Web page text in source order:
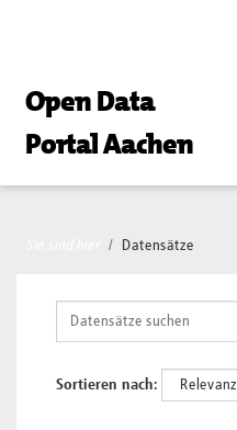
Open Data
Portal Aachen
Datensätze
Sortieren nach